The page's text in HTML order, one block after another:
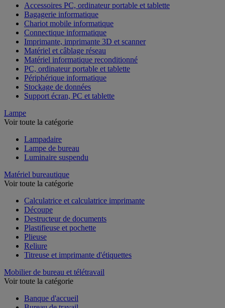
Accessoires PC, ordinateur portable et tablette
Bagagerie informatique
Chariot mobile informatique
Connectique informatique
Imprimante, imprimante 3D et scanner
Matériel et câblage réseau
Matériel informatique reconditionné
PC, ordinateur portable et tablette
Périphérique informatique
Stockage de données
Support écran, PC et tablette
Lampe
Voir toute la catégorie
Lampadaire
Lampe de bureau
Luminaire suspendu
Matériel bureautique
Voir toute la catégorie
Calculatrice et calculatrice imprimante
Découpe
Destructeur de documents
Plastifieuse et pochette
Plieuse
Reliure
Titreuse et imprimante d'étiquettes
Mobilier de bureau et télétravail
Voir toute la catégorie
Banque d'accueil